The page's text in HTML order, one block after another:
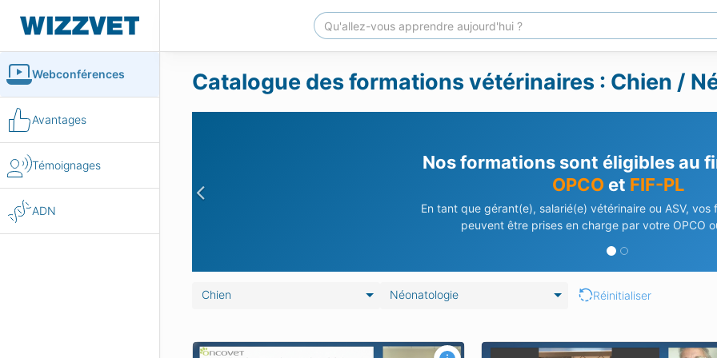
Webconférences
Avantages
Témoignages
ADN
Catalogue des formations vétérinaires : Chien /
Nos formations sont éligibles au
OPCO et FIF-PL
En tant que gérant(e), salarié(e) vétérinaire ou ASV,
peuvent être prises en charge par votre OPCO
Previous
Chien Néonatologie Réinitialiser